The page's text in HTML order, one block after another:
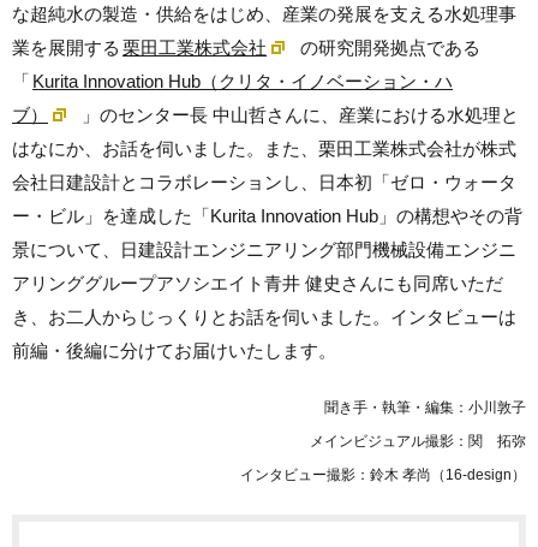
な超純水の製造・供給をはじめ、産業の発展を支える水処理事
業を展開する 栗田工業株式会社
の研究開発拠点である
「 Kurita Innovation Hub（クリタ・イノベーション・ハ
ブ）
」のセンター長 中山哲さんに、産業における水処理と
はなにか、お話を伺いました。また、 栗田工業株式会社が株式
会社日建設計とコラボレーションし、日本初「ゼロ・ウォータ
ー・ビル」を達成した「Kurita Innovation Hub」の構想やその背
景について、
日建設計エンジニアリング部門機械設備エンジニ
アリンググループアソシエイト青井 健史さんにも同席いただ
き、お二人からじっくりとお話を伺いました。インタビューは
前編・後編に分けてお届けいたします。
聞き手・執筆・編集：小川敦子
メインビジュアル撮影：関 拓弥
インタビュー撮影：鈴木 孝尚（16-design）